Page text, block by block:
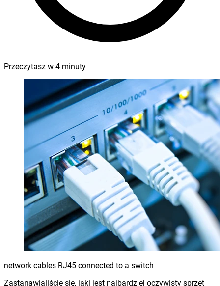
Przeczytasz w 4 minuty
network cables RJ45 connected to a switch
Zastanawialiście się, jaki jest najbardziej oczywisty sprzęt